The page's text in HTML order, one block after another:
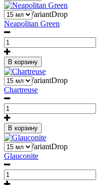
1Liquid::VariantDrop
Neapolitan Green
В корзину
1Liquid::VariantDrop
Chartreuse
В корзину
1Liquid::VariantDrop
Glauconite